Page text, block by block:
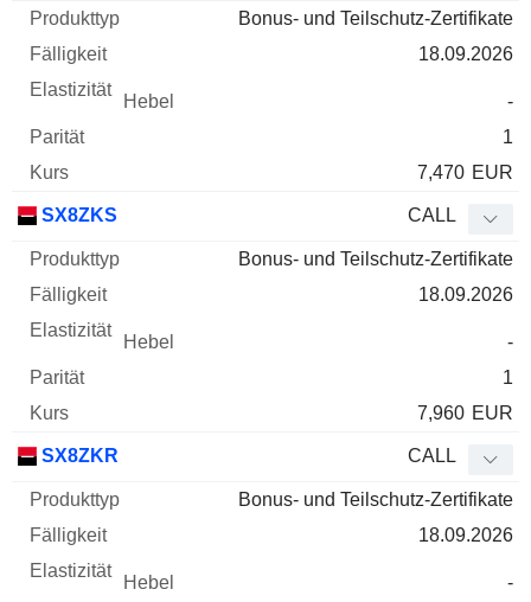
Bonus- und Teilschutz-Zertifikate
18.09.2026
-
1
7,470 EUR
SX8ZKS CALL
Bonus- und Teilschutz-Zertifikate
18.09.2026
-
1
7,960 EUR
SX8ZKR CALL
Bonus- und Teilschutz-Zertifikate
18.09.2026
-